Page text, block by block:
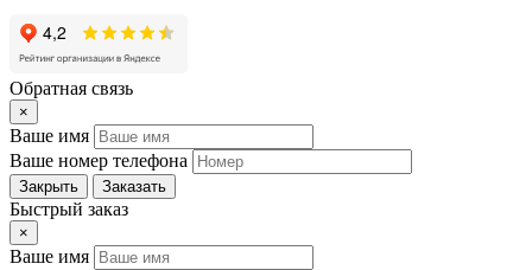
Обратная связь
×
Ваше имя
Ваше номер телефона
Закрыть Заказать
Быстрый заказ
×
Ваше имя